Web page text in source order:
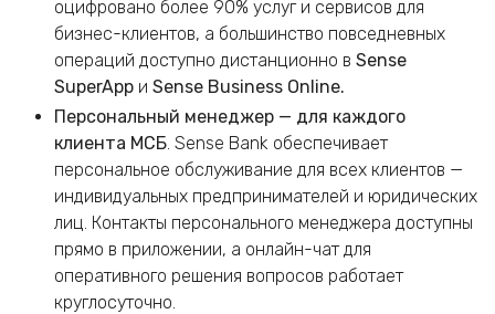
оцифровано более 90% услуг и сервисов для
бизнес-клиентов, а большинство повседневных
операций доступно дистанционно в Sense
SuperApp и Sense Business Online.
Персональный менеджер — для каждого
клиента МСБ. Sense Bank обеспечивает
персональное обслуживание для всех клиентов —
индивидуальных предпринимателей и юридических
лиц. Контакты персонального менеджера доступны
прямо в приложении, а онлайн-чат для
оперативного решения вопросов работает
круглосуточно.